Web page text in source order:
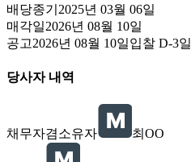
배당종기 2025년 03월 06일
매각일2026년 08월 10일
공고2026년 08월 10일입찰 D-3일
당사자 내역
채무자겸소유자 최OO